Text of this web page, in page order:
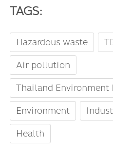
TAGS:
Hazardous waste
Air pollution
Thailand
Environment
Health